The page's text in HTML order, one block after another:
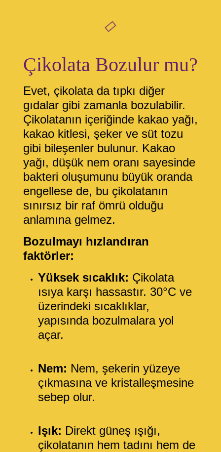
Çikolata Bozulur mu?
Evet, çikolata da tıpkı diğer
gıdalar gibi zamanla bozulabilir.
Çikolatanın içeriğinde kakao yağı,
kakao kitlesi, şeker ve süt tozu
gibi bileşenler bulunur. Kakao
yağı, düşük nem oranı sayesinde
bakteri oluşumunu büyük oranda
engellese de, bu çikolatanın
sınırsız bir raf ömrü olduğu
anlamına gelmez.
Bozulmayı hızlandıran
faktörler:
Yüksek sıcaklık: Çikolata
ısıya karşı hassastır. 30°C ve
üzerindeki sıcaklıklar,
yapısında bozulmalara yol
açar.
Nem: Nem, şekerin yüzeye
çıkmasına ve kristalleşmesine
sebep olur.
Işık: Direkt güneş ışığı,
çikolatanın hem tadını hem de